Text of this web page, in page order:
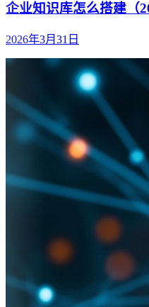
企业知识库怎么搭建（
2026年3月31日